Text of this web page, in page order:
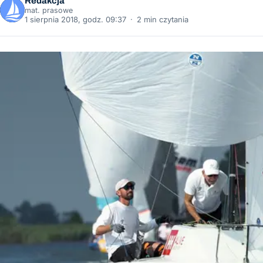
mat. prasowe
1 sierpnia 2018, godz. 09:37 · 2 min czytania